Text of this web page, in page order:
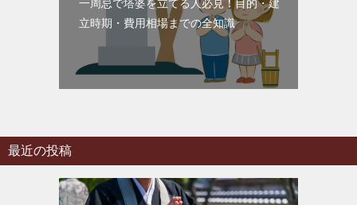
一周忌で塔婆を立てる人必見！目的・建
立時期・費用相場までの全知識
最近の投稿